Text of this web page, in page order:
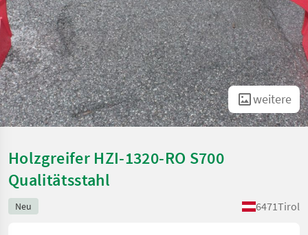
weitere
Holzgreifer HZI-1320-RO S700
Qualitätsstahl
Neu 6471Tirol